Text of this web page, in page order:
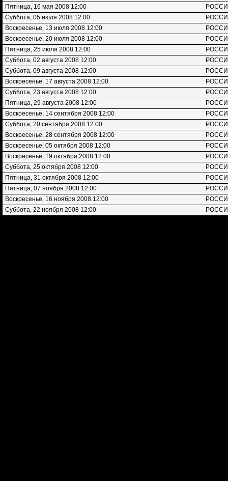
Пятница, 16 мая 2008 12:00
Суббота, 05 июля 2008 12:00
Воскресенье, 13 июля 2008 12:00
Воскресенье, 20 июля 2008 12:00
Пятница, 25 июля 2008 12:00
Суббота, 02 августа 2008 12:00
Суббота, 09 августа 2008 12:00
Воскресенье, 17 августа 2008 12:00
Суббота, 23 августа 2008 12:00
Пятница, 29 августа 2008 12:00
Воскресенье, 14 сентября 2008 12:00
Суббота, 20 сентября 2008 12:00
Воскресенье, 28 сентября 2008 12:00
Воскресенье, 05 октября 2008 12:00
Воскресенье, 19 октября 2008 12:00
Суббота, 25 октября 2008 12:00
Пятница, 31 октября 2008 12:00
Пятница, 07 ноября 2008 12:00
Воскресенье, 16 ноября 2008 12:00
Суббота, 22 ноября 2008 12:00